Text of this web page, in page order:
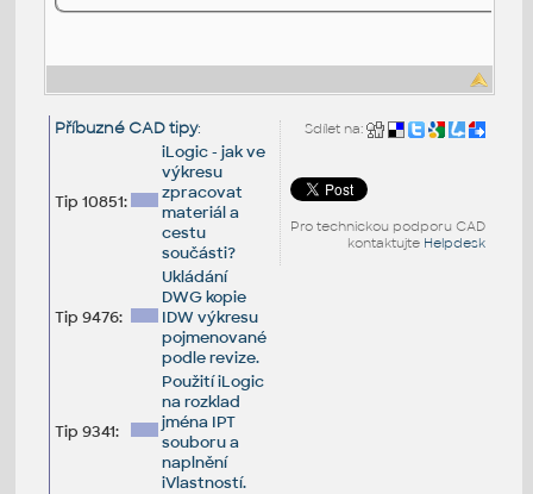
Sdílet na:
Pro technickou podporu CAD
kontaktujte Helpdesk
Příbuzné CAD tipy:
Tip 10851:
iLogic - jak ve
výkresu
zpracovat
materiál a
cestu
součásti?
Tip 9476:
Ukládání
DWG kopie
IDW výkresu
pojmenované
podle revize.
Tip 9341:
Použití iLogic
na rozklad
jména IPT
souboru a
naplnění
iVlastností.